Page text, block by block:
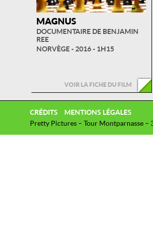
MAGNUS
DOCUMENTAIRE DE BENJAMIN
REE
NORVÈGE - 2016 - 1H15
VOIR LA FICHE DU FILM
CRÉDITS
MENTIONS LÉGALES
Pretty Pictures – Tour Montparnasse –